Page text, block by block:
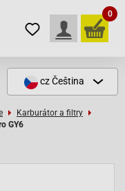
0
czČeština
Karburátor a filtry
GY6